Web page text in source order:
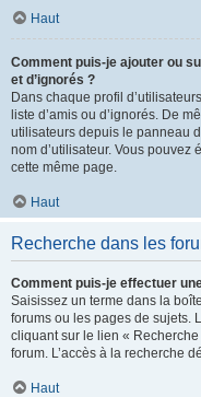
Haut
Comment puis-je ajouter ou
et d’ignorés ?
Dans chaque profil
liste d’amis ou d’ignorés. De
utilisateurs depuis le panneau
nom d’utilisateur. Vous
cette même page.
Haut
Recherche dans les
Comment puis-je effectuer
Saisissez un terme dans la
forums ou les pages de sujets.
cliquant sur le lien «
forum. L’accès à la recherche
Haut